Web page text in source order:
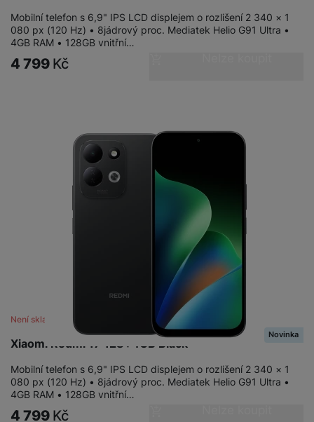
Mobilní telefon s 6,9" IPS LCD displejem o rozlišení 2 340 × 1
080 px (120 Hz) • 8jádrový proc. Mediatek Helio G91 Ultra •
4GB RAM • 128GB vnitřní…
4 799 Kč
Xiaomi Redmi 17 128+4GB Black
Není skladem
Novinka
Mobilní telefon s 6,9" IPS LCD displejem o rozlišení 2 340 × 1
080 px (120 Hz) • 8jádrový proc. Mediatek Helio G91 Ultra •
4GB RAM • 128GB vnitřní…
4 799 Kč